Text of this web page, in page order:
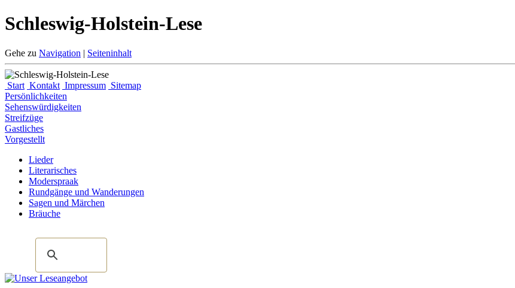
Schleswig-Holstein-Lese
Gehe zu Navigation | Seiteninhalt
Start Kontakt Impressum Sitemap
Persönlichkeiten
Sehenswürdigkeiten
Streifzüge
Gastliches
Vorgestellt
Lieder
Literarisches
Moderspraak
Rundgänge und Wanderungen
Sagen und Märchen
Bräuche